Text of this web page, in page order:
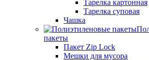
Тарелка картонная
Тарелка суповая
Чашка
пакеты
Пакет Zip Lock
Мешки для мусора